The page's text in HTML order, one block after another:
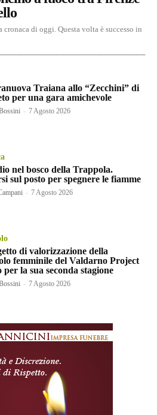
di oggi. Questa volta è successo in
Traiana allo “Zecchini” di
per una gara amichevole
- 7 Agosto 2026
nel bosco della Trappola.
sul posto per spegnere le fiamme
- 7 Agosto 2026
di valorizzazione della
femminile del Valdarno Project
la sua seconda stagione
- 7 Agosto 2026